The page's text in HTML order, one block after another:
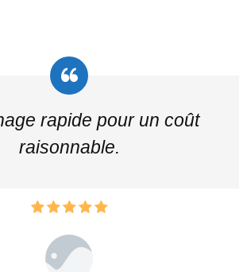
rapide pour un coût
raisonnable.